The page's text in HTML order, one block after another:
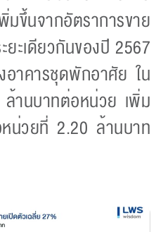
นจากอัตราการขาย
ะเดียวกันของปี 2567
อาคารชุดพักอาศัย ใน
านบาทต่อหน่วย เพิ่ม
หน่วยที่ 2.20 ล้านบาท